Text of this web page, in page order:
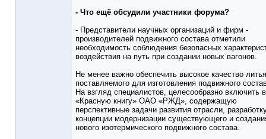
- Что ещё обсудили участники форума?
- Представители научных организаций и фирм -
производителей подвижного состава отметили
необходимость соблюдения безопасных
воздействия на путь при создании новых вагонов.
Не менее важно обеспечить высокое качество
поставляемого для изготовления подвижного
На взгляд специалистов, целесообразно включить в
«Красную книгу» ОАО «РЖД», содержащую
перспективные задачи развития отрасли,
концепции модернизации существующего и
нового изотермического подвижного состава.